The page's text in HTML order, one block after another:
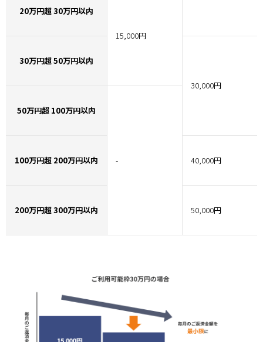
20万円超 30万円以内
15,000円
30万円超 50万円以内
30,000円
50万円超 100万円以内
-
100万円超 200万円以内 40,000円
200万円超 300万円以内 50,000円